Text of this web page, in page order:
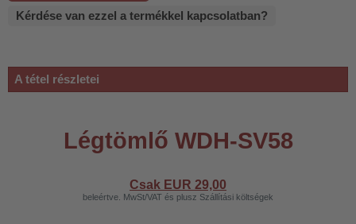
Kérdése van ezzel a termékkel kapcsolatban?
A tétel részletei
Légtömlő WDH-SV58
Csak EUR 29,00
beleértve. MwSt/VAT és plusz Szállítási költségek